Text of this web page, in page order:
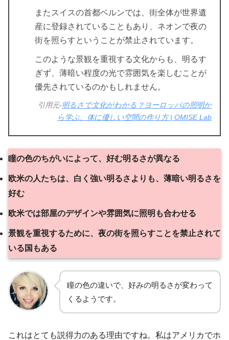
またスイスの首都ベルンでは、街全体が世界遺
産に登録されていることもあり、ネオンで夜の
街を照らすということが禁止されています。
このような景観を重視する文化からも、明るす
ぎず、薄暗い程度の光で雰囲気を楽しむことが
優先されているのかもしれません。
引用元-明るさで文化がわかる？ヨーロッパの照明か
ら学ぶ、体に優しい空間の作り方 | OMISE Lab
瞳の色のちがいによって、好む明るさが異なる
欧米の人たちは、白く強い明るさよりも、薄暗い明るさを
好む
欧米では部屋のデザインや雰囲気に照明も合わせる
景観を重視するために、夜の街を照らすことを禁止されて
いる国もある
瞳の色の違いで、好みの明るさが変わって
くるようです。
これはとても説得力のある理由ですね。私はアメリカでホ